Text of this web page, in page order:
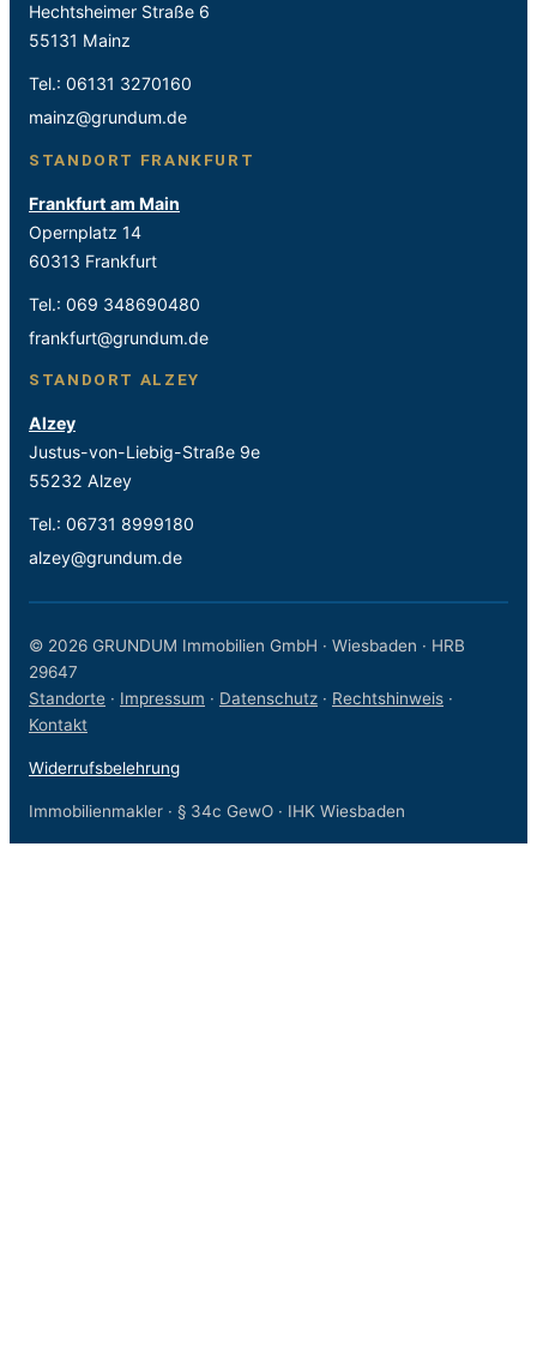
Hechtsheimer Straße 6
55131 Mainz
Tel.: 06131 3270160
mainz@grundum.de
STANDORT FRANKFURT
Frankfurt am Main
Opernplatz 14
60313 Frankfurt
Tel.: 069 348690480
frankfurt@grundum.de
STANDORT ALZEY
Alzey
Justus-von-Liebig-Straße 9e
55232 Alzey
Tel.: 06731 8999180
alzey@grundum.de
© 2026 GRUNDUM Immobilien GmbH · Wiesbaden · HRB
29647
Standorte · Impressum · Datenschutz · Rechtshinweis ·
Kontakt
Widerrufsbelehrung
Immobilienmakler · § 34c GewO · IHK Wiesbaden